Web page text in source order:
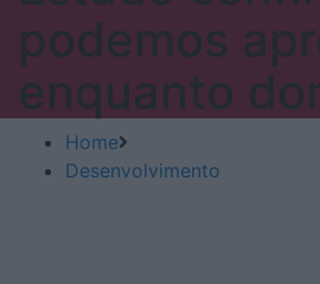
podemos
enquanto
Home
Desenvolvimento